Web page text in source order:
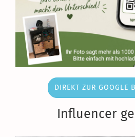
DIREKT ZUR GOOGLE
Influencer